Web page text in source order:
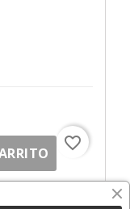
favorite_border